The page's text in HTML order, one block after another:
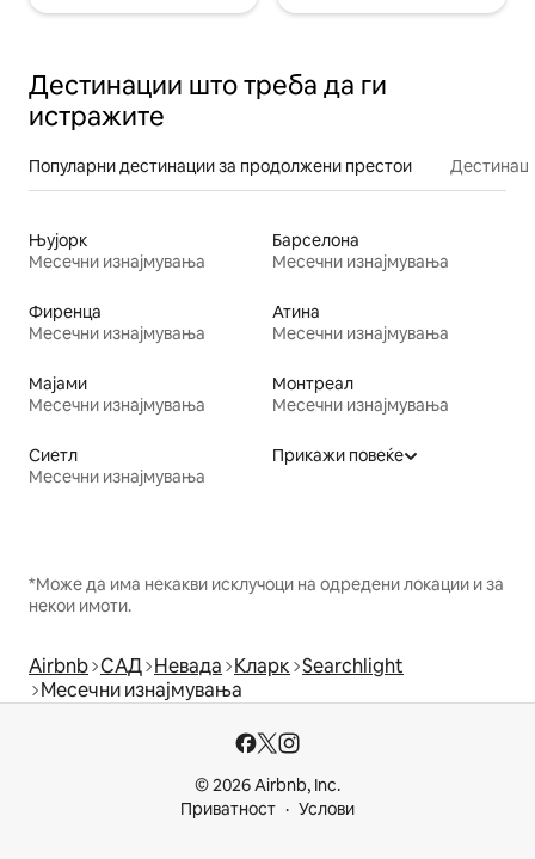
Дестинации што треба да ги
истражите
Популарни дестинации за продолжени престои
Њујорк
Месечни изнајмувања
Барселона
Месечни изнајмувања
Фиренца
Месечни изнајмувања
Атина
Месечни изнајмувања
Мајами
Месечни изнајмувања
Монтреал
Месечни изнајмувања
Сиетл
Месечни изнајмувања
Прикажи повеќе
*Може да има некакви исклучоци на одредени локации и за
некои имоти.
Airbnb САД Невада Кларк Searchlight
Месечни изнајмувања
© 2026 Airbnb, Inc.
Приватност
Услови